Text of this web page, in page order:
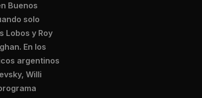
Buenos
solo
Lobos y Roy
En los
argentinos
Willi